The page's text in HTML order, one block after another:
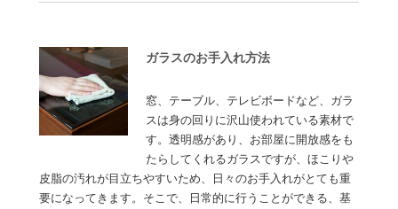
ガラスのお手入れ方法
窓、テーブル、テレビボードなど、ガラ
スは身の回りに沢山使われている素材で
す。透明感があり、お部屋に開放感をも
たらしてくれるガラスですが、ほこりや
皮脂の汚れが目立ちやすいため、日々のお手入れがとても重
要になってきます。そこで、日常的に行うことができる、基